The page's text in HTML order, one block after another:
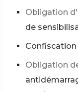
Obligation
de
Obligation